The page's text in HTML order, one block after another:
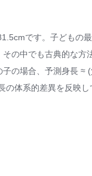
です。子どもの
の中でも古典的な方
の場合、予測身長 ≈
体系的差異を反映